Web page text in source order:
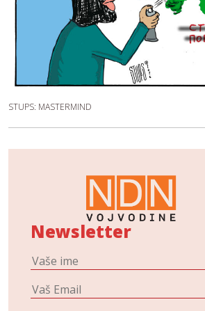
STUPS: MASTERMIND
Newsletter